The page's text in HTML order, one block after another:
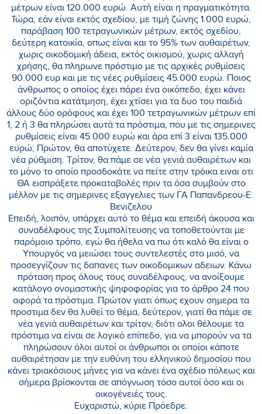
μέτρων είναι 120.000 ευρώ. Αυτή είναι η πραγματικότητα.
Τώρα, εάν είναι εκτός σχεδίου, με τιμή ζώνης 1.000 ευρώ,
παράβαση 100 τετραγωνικών μέτρων, εκτός σχεδίου,
δεύτερη κατοικία, οπως είναι και το 95% των αυθαιρέτων,
χωρις οικοδομική άδεια, εκτός οικισμού, χωρις αλλαγή
χρήσης, θα πληρωνε πρόστιμο με τις αρχικές ρυθμίσεις
90.000 ευρ και με τις νέες ρυθμίσεις 45.000 ευρώ. Ποιος
άνθρωπος ο οποίος έχει πάρει ένα οικόπεδο, έχει κάνει
οριζόντια κατάτμηση, έχει χτίσει για τα δυο του παιδιά
άλλους δύο ορόφους και έχει 100 τετραγωνικών μέτρων επί
1, 2 ή 3 θα πληρώσει αυτά τα πρόστιμα, που με τις σημερινες
ρυθμίσεις είναι 45.000 ευρώ και άρα επί 3 είναι 135.000
ευρώ; Πρώτον, θα αποτύχετε. Δεύτερον, δεν θα γίνει καμία
νέα ρύθμιση. Τρίτον, θα πάμε σε νέα γενιά αυθαιρέτων και
το μόνο το οποίο προσδοκάτε να πείτε στην τρόικα ειναι οτι
ΘΑ εισπράξετε προκαταβολές πριν τα όσα συμβούν στο
μέλλον με τις σημερινες εξαγγελιες των ΓΑ Παπανδρεου-Ε.
Βενιζελου
Επειδή, λοιπόν, υπάρχει αυτό το θέμα και επειδή άκουσα και
συναδέλφους της Συμπολίτευσης να τοποθετούνται με
παρόμοιο τρόπο, εγώ θα ήθελα να πω ότι καλό θα είναι ο
Υπουργός να μειώσει τους συντελεστές στο μισό, να
προσεγγίζουν τις δαπανες των οικοδομικων αδειων. Κάνω
πρόταση προς όλους τους συναδέλφους, να ανοίξουμε
κατάλογο ονομαστικής ψηφοφορίας για το άρθρο 24 που
αφορά τα πρόστιμα. Πρώτον γιατι όπως εχουν σημερα τα
προστιμα δεν θα λυθεί το θέμα, δεύτερον, γιατί θα πάμε σε
νέα γενιά αυθαιρέτων και τρίτον, διότι ολοι θέλουμε τα
πρόστιμα να είναι σε λογικό επίπεδο, για να μπορούν να τα
πληρώσουν όλοι αυτοί οι άνθρωποι οι οποίοι κάποτε
αυθαιρέτησαν με την ευθύνη του ελληνικού δημοσίου που
κάνει τριακόσιους μήνες για να κάνει ένα σχέδιο πόλεως και
σήμερα βρίσκονται σε απόγνωση τόσο αυτοί όσο και οι
οικογένειές τους.
Ευχαριστώ, κύριε Πρόεδρε.